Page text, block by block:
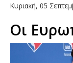
Κυριακή, 05
Οι